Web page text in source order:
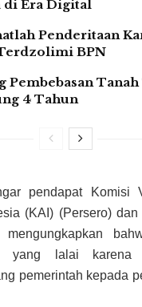
di Era Digital
Penderitaan
BPN
Pembebasan
4 Tahun
pendapat Komisi
(KAI) (Persero)
mengungkapkan
yang lalai karena
pemerintah kepada